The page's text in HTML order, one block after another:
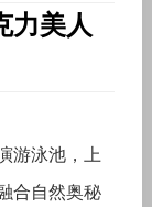
力美人
游泳池，上
合自然奥秘